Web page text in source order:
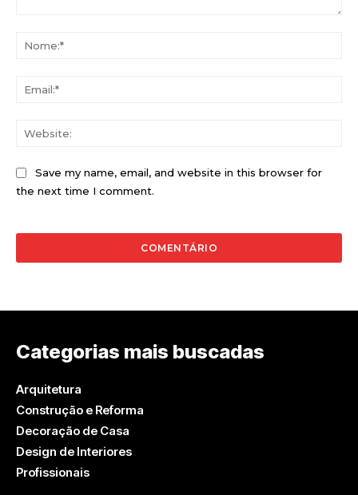
Save my name, email, and website in this browser for
the next time I comment.
Categorias mais buscadas
Arquitetura
Construção e Reforma
Decoração de Casa
Design de Interiores
Profissionais